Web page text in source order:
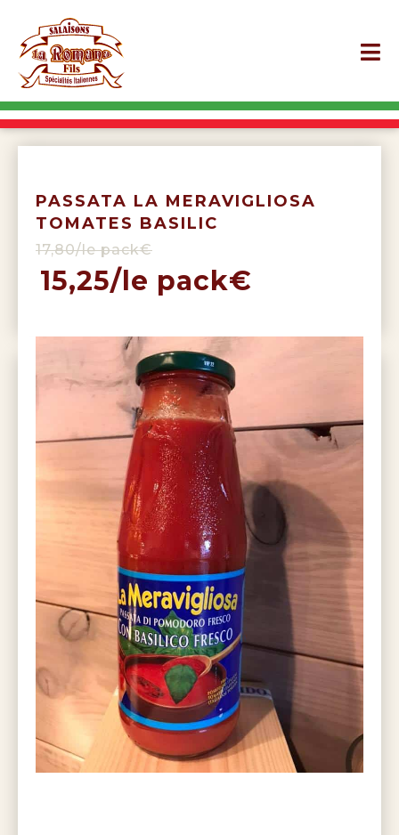
PASSATA LA MERAVIGLIOSA
TOMATES BASILIC
17,80/le pack€
15,25/le pack€